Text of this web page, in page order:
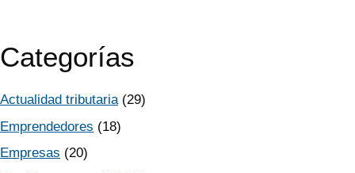
Categorías
Actualidad tributaria(29)
Emprendedores (18)
Empresas (20)